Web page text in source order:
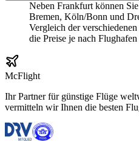
Neben Frankfurt können
Bremen, Köln/Bonn und
Vergleich der
die Preise je nach
McFlight
Ihr Partner für günstige Flüge
vermitteln wir Ihnen die besten